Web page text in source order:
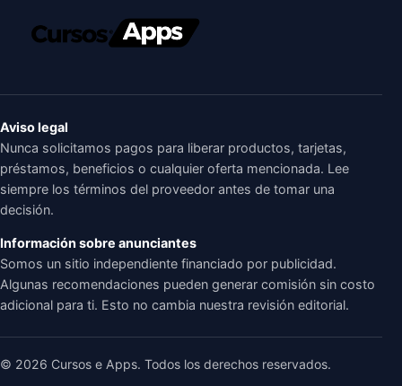
Aviso legal
Nunca solicitamos pagos para liberar productos, tarjetas,
préstamos, beneficios o cualquier oferta mencionada. Lee
siempre los términos del proveedor antes de tomar una
decisión.
Información sobre anunciantes
Somos un sitio independiente financiado por publicidad.
Algunas recomendaciones pueden generar comisión sin costo
adicional para ti. Esto no cambia nuestra revisión editorial.
© 2026 Cursos e Apps. Todos los derechos reservados.